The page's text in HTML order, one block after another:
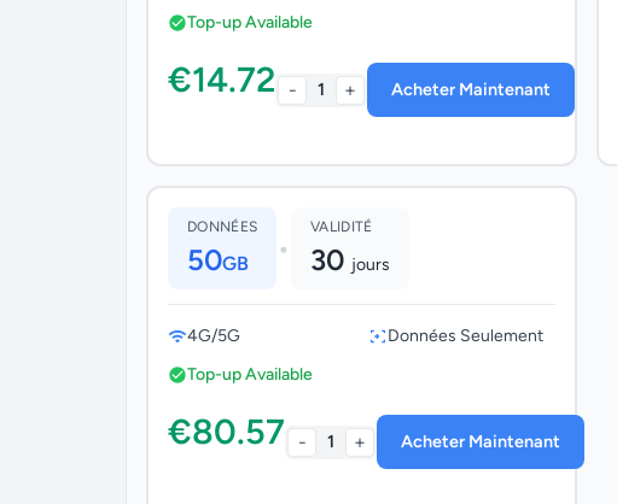
Top-up Available
€14.72 - 1 + Acheter Maintenant
DONNÉES
50GB •
VALIDITÉ
30 jours
4G/5G
Données Seulement
Top-up Available
€80.57 - 1 + Acheter Maintenant